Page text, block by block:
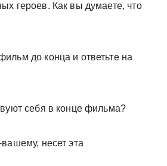
героев. Как вы думаете, что
до конца и ответьте на
себя в конце фильма?
несет эта